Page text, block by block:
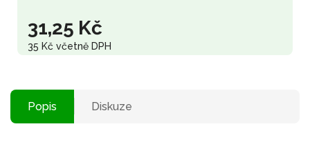
31,25 Kč
35 Kč včetně DPH
Popis Diskuze